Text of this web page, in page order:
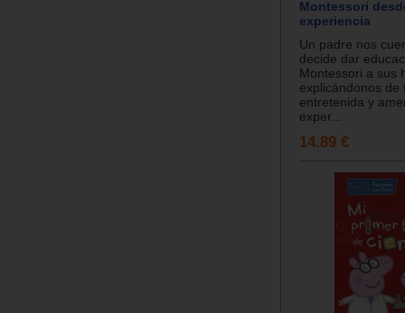
Montessori
experiencia
Un padre nos
decide dar
Montessori a sus
explicándonos de
entretenida y
exper...
14.89 €